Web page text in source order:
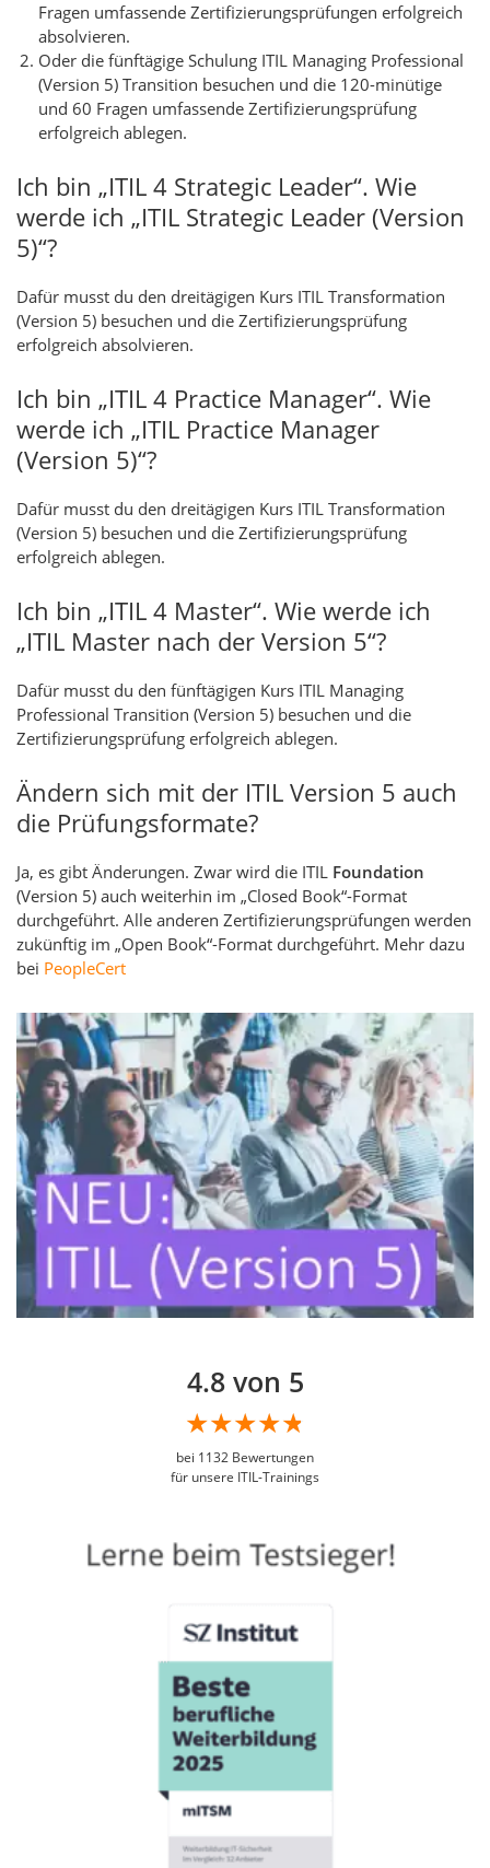
Fragen umfassende Zertifizierungsprüfungen erfolgreich
absolvieren.
Oder die fünftägige Schulung ITIL Managing Professional
(Version 5) Transition besuchen und die 120-minütige
und 60 Fragen umfassende Zertifizierungsprüfung
erfolgreich ablegen.
Ich bin „ITIL 4 Strategic Leader“. Wie
werde ich „ITIL Strategic Leader (Version
5)“?
Dafür musst du den dreitägigen Kurs ITIL Transformation
(Version 5) besuchen und die Zertifizierungsprüfung
erfolgreich absolvieren.
Ich bin „ITIL 4 Practice Manager“. Wie
werde ich „ITIL Practice Manager
(Version 5)“?
Dafür musst du den dreitägigen Kurs ITIL Transformation
(Version 5) besuchen und die Zertifizierungsprüfung
erfolgreich ablegen.
Ich bin „ITIL 4 Master“. Wie werde ich
„ITIL Master nach der Version 5“?
Dafür musst du den fünftägigen Kurs ITIL Managing
Professional Transition (Version 5) besuchen und die
Zertifizierungsprüfung erfolgreich ablegen.
Ändern sich mit der ITIL Version 5 auch
die Prüfungsformate?
Ja, es gibt Änderungen. Zwar wird die ITIL Foundation
(Version 5) auch weiterhin im „Closed Book“-Format
durchgeführt. Alle anderen Zertifizierungsprüfungen werden
zukünftig im „Open Book“-Format durchgeführt. Mehr dazu
bei PeopleCert
4.8 von 5
bei 1132 Bewertungen
für unsere ITIL-Trainings